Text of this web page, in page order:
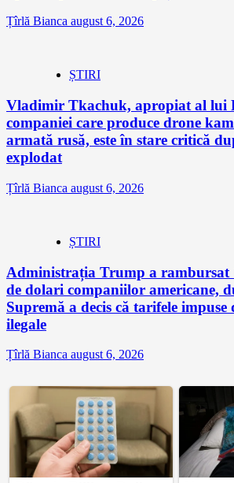
Țîrlă Bianca august 6, 2026
ȘTIRI
Vladimir Tkachuk, apropiat al lui
companiei care produce drone
armată rusă, este în stare critică
explodat
Țîrlă Bianca august 6, 2026
ȘTIRI
Administrația Trump a rambursat
de dolari companiilor americane,
Supremă a decis că tarifele
ilegale
Țîrlă Bianca august 6, 2026